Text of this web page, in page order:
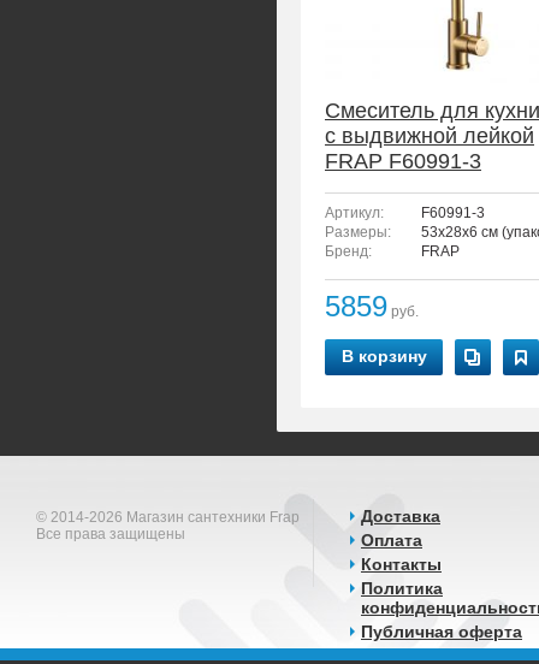
Смеситель для кухни
с выдвижной лейкой
FRAP F60991-3
Артикул:
F60991-3
Размеры:
53x28x6 см
Бренд:
FRAP
5859 руб.
В корзину
© 2014-2026 Магазин сантехники Frap
Все права защищены
Доставка
Оплата
Контакты
Политика
Публичная оферта